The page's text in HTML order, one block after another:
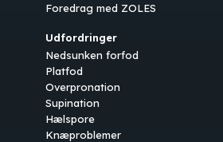
Foredrag med ZOLES
Udfordringer
Nedsunken forfod
Platfod
Overpronation
Supination
Hælspore
Knæproblemer